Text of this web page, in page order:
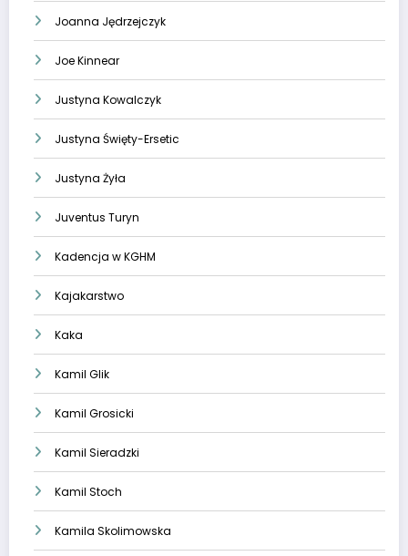
Joanna Jędrzejczyk
Joe Kinnear
Justyna Kowalczyk
Justyna Święty-Ersetic
Justyna Żyła
Juventus Turyn
Kadencja w KGHM
Kajakarstwo
Kaka
Kamil Glik
Kamil Grosicki
Kamil Sieradzki
Kamil Stoch
Kamila Skolimowska